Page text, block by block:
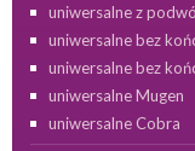
uniwersalne z
uniwersalne bez
uniwersalne bez
uniwersalne Mugen
uniwersalne Cobra